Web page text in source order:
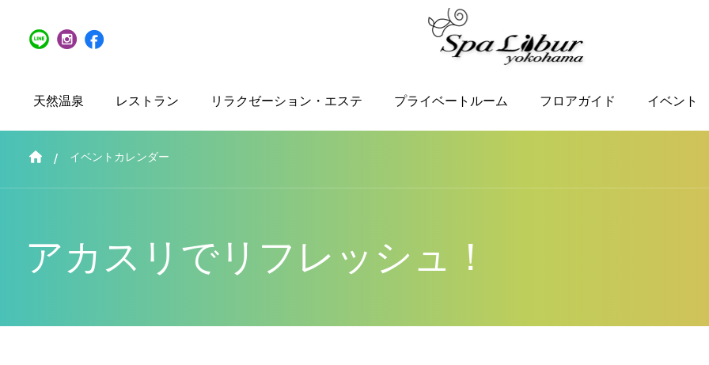
天然温泉 レストラン リラクゼーション・エステ プライベートルーム フロアガイド イベント
イベントカレンダー
アカスリでリフレッシュ！